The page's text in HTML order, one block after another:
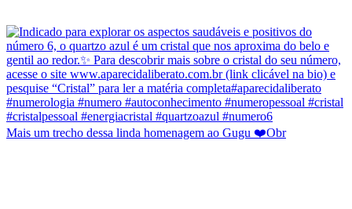
Mais um trecho dessa linda homenagem ao Gugu ❤️Obr